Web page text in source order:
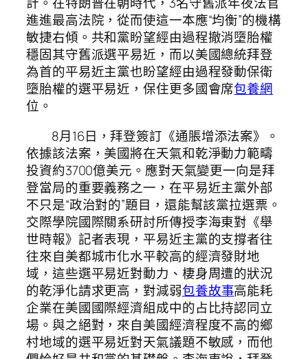
進進最高法院，從而使這一本應“均衡”的機構
敏捷右傾。共和黨盼望經由過程撤消墮胎權
穩固其守舊派選平易近，而以美國總統拜登
為首的平易近主黨也盼望經由過程發動保衛
墮胎權的選平易近，保住更多國會席包養網
位。
8月16日，拜登簽訂《通脹增添法案》。
依據該法案，美國將在天氣和乾淨動力範疇
投資約3700億美元。應對天氣變更一向是拜
登當局的重要義務之一，在平易近主黨外部
不只是“政治對的”題目，還能幫該黨拉選票。
交際學院國際關系研討所傳授李海東對《舉
世時報》記者表現，平易近主黨的支撐者往
往來自美都城市化水平較高的經濟發財地
域，這些選平易近對動力、棲身周遭的狀況
的乾淨化請求更高，對減弱包養故事高能耗
企業在美國國際經濟組成中的占比持認同立
場。與之絕對，來自美國經濟程度不高的鄉
村地域的選平易近對天氣議題不敏感，而他